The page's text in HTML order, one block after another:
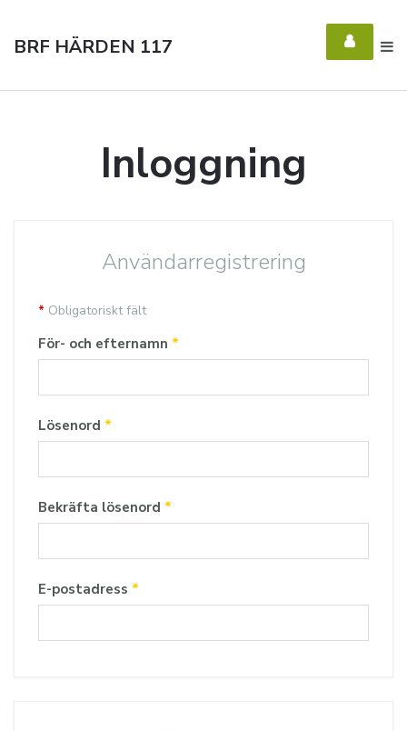
BRF HÄRDEN 117
Inloggning
Användarregistrering
* Obligatoriskt fält
För- och efternamn *
Lösenord *
Bekräfta lösenord *
E-postadress *